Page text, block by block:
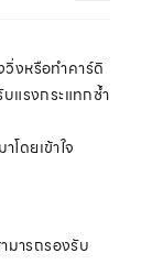
งหรือทำคาร์ดิ
บแรงกระแทกซ้ำ
ดยเข้าใจ
มารถรองรับ